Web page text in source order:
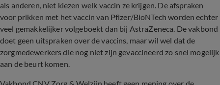
als anderen, niet kiezen welk vaccin ze krijgen. De afspraken
voor prikken met het vaccin van Pfizer/BioNTech worden echter
veel gemakkelijker volgeboekt dan bij AstraZeneca. De vakbond
doet geen uitspraken over de vaccins, maar wil wel dat de
zorgmedewerkers die nog niet zijn gevaccineerd zo snel mogelijk
aan de beurt komen.